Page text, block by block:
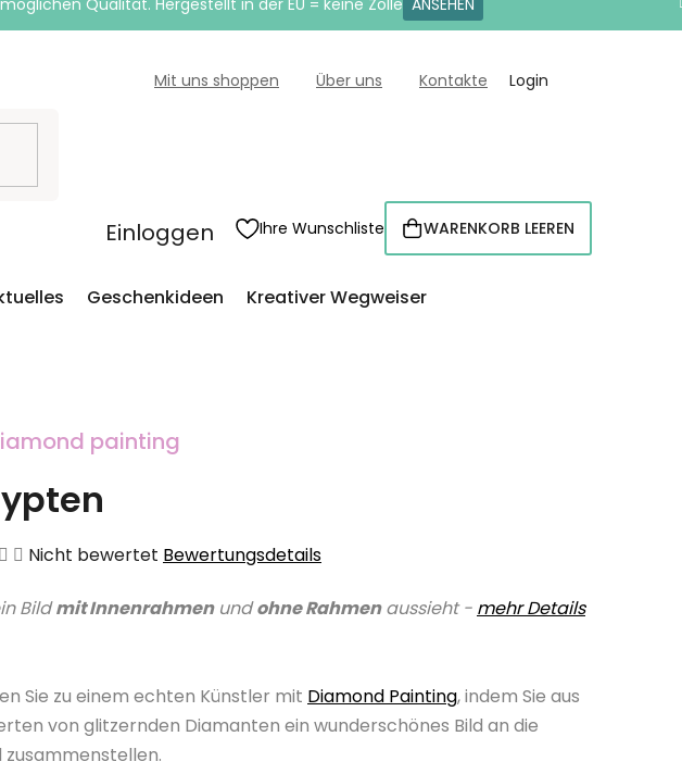
Qualität. Hergestellt in der EU = keine Zölle ANSEHEN
Mit uns shoppen Über uns Kontakte Login
Einloggen Ihre Wunschliste WARENKORB
WARENKORB LEEREN
Geschenkideen Kreativer Wegweiser
painting
Die
Produktbewertung
von
5
Sternen.
Nicht bewertet Bewertungsdetails
Bildmit Innenrahmenundohne Rahmenaussieht - mehr Details
Sie zu einem echten Künstler mit Diamond Painting, indem Sie aus
von glitzernden Diamanten ein wunderschönes Bild an die
zusammenstellen.